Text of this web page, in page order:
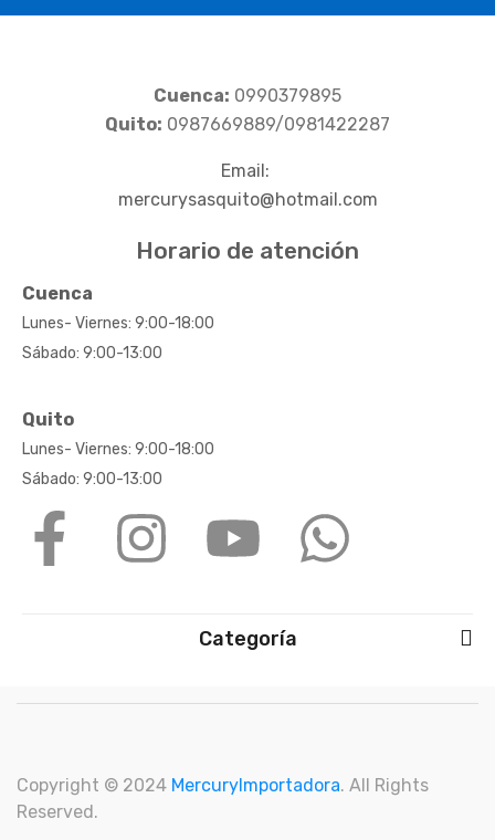
Cuenca: 0990379895
Quito: 0987669889/0981422287
Email:
mercurysasquito@hotmail.com
Horario de atención
Cuenca
Lunes- Viernes: 9:00-18:00
Sábado: 9:00-13:00
Quito
Lunes- Viernes: 9:00-18:00
Sábado: 9:00-13:00
Categoría
Copyright © 2024 MercuryImportadora. All Rights
Reserved.